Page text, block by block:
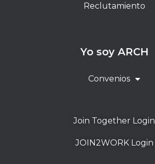
Reclutamiento
Yo soy ARCH
Convenios
Join Together Login
JOIN2WORK Login